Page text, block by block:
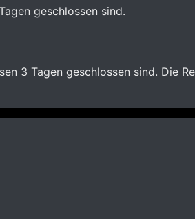
geschlossen sind.
3 Tagen geschlossen sind. Die